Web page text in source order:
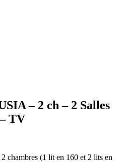
– 2 ch – 2 Salles
TV
chambres (1 lit en 160 et 2 lits en